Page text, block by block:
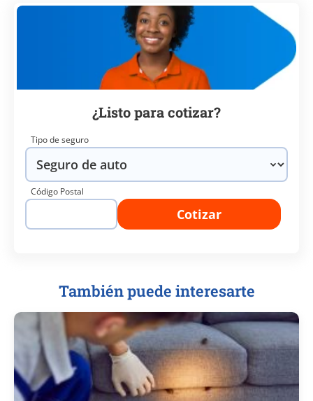
¿Listo para cotizar?
Tipo de seguro
Código Postal
Cotizar
También puede interesarte